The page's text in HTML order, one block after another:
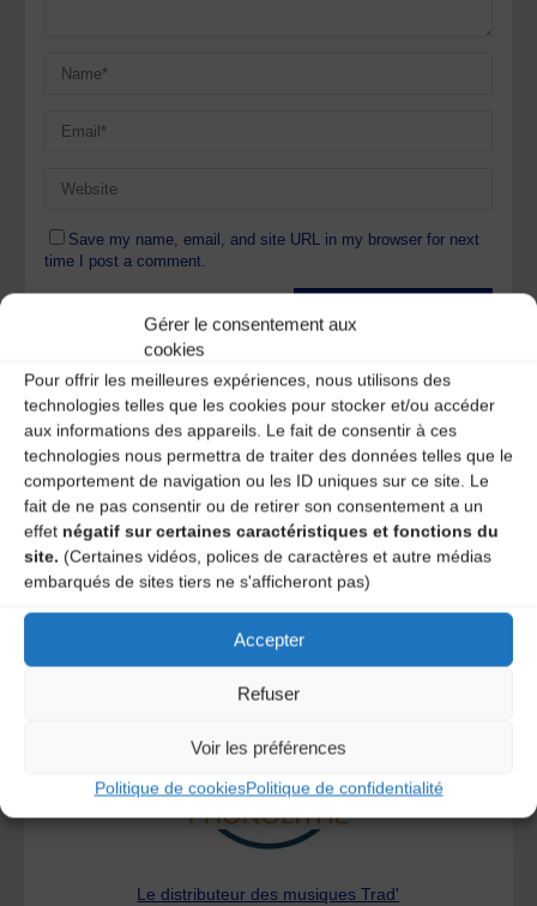
Gérer le consentement aux
cookies
Pour offrir les meilleures expériences, nous utilisons des
technologies telles que les cookies pour stocker et/ou accéder
aux informations des appareils. Le fait de consentir à ces
technologies nous permettra de traiter des données telles que le
comportement de navigation ou les ID uniques sur ce site. Le
fait de ne pas consentir ou de retirer son consentement a un
effet négatif sur certaines caractéristiques et fonctions du
site. (Certaines vidéos, polices de caractères et autre médias
embarqués de sites tiers ne s'afficheront pas)
Accepter
Refuser
Voir les préférences
Politique de cookiesPolitique de confidentialité
Save my name, email, and site URL in my browser for next
time I post a comment.
Ce site utilise Akismet pour réduire les indésirables.
savoir plus sur la façon dont les données de vos
commentaires sont traitées.
A DECOUVRIR :
Le distributeur des musiques Trad'